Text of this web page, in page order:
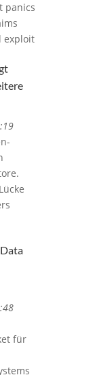
panics
exploit
für